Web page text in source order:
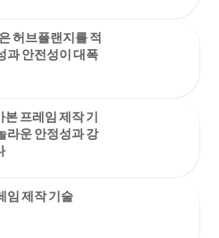
허브플랜지를 적
과 안전성이 대폭
본 프레임 제작 기
라운 안정성과 강
임 제작 기술